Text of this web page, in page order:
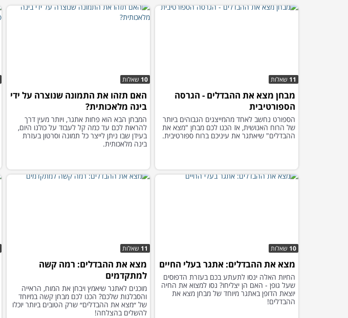
11 שאלות
מבחן מצא את ההבדלים - הגרסה
הספורטיבית
הספורט נחשב לאחד מהמייצגים הגבוהים ביותר
של הרוח האנושית, אז הכנו לכם מבחן "מצא את
ההבדלים" שיאתגר את עיניכם ברוח ספורטיבית.
10 שאלות
האם תזהו את התמונה שנוצרה על ידי
בינה מלאכותית?
המבחן הבא הוא פחות אתגר, ויותר מעין דרך
להראות לכם עד כמה קל לעבוד על כולנו היום,
בעידן שבו ניתן לייצר כל תמונה וסרטון בעזרת
בינה מלאכותית.
10 שאלות
מצא את ההבדלים: אתגר בעלי החיים
החיות האלה ינסו לתעתע בכם בעזרת הדפוסים
שעל גופן - האם הן יצליחו? נסו למצוא את החיה
יוצאת הדופן באתגר מיוחד של מבחן מצא את
ההבדלים!
11 שאלות
מצא את ההבדלים: רמה קשה
למתקדמים
מוכנים לאתגר שיאמץ ויבחן את המוח, הראייה
והסבלנות שלכם? הכנו לכם מבחן קשה במיוחד
של ״מצא את ההבדלים״ שרק הטובים ביותר יוכלו
להשלים בהצלחה!